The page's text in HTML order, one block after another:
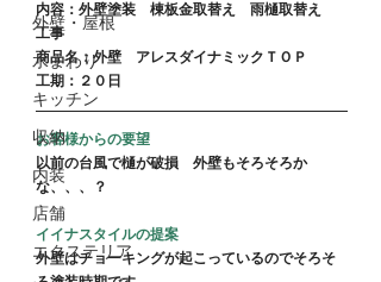
外壁・屋根
水まわり
キッチン
収納
内装
店舗
エクステリア
内容：外壁塗装　棟板金取替え　雨樋取替え
工事
商品名：外壁　アレスダイナミックＴＯＰ
工期：２０日
お客様からの要望
以前の台風で樋が破損　外壁もそろそろか
な、、、？
イイナスタイルの提案
外壁はチョーキングが起こっているのでそろそ